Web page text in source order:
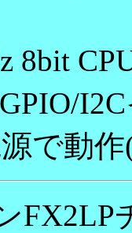
8bit
GPIO/
源で動
FX2LP